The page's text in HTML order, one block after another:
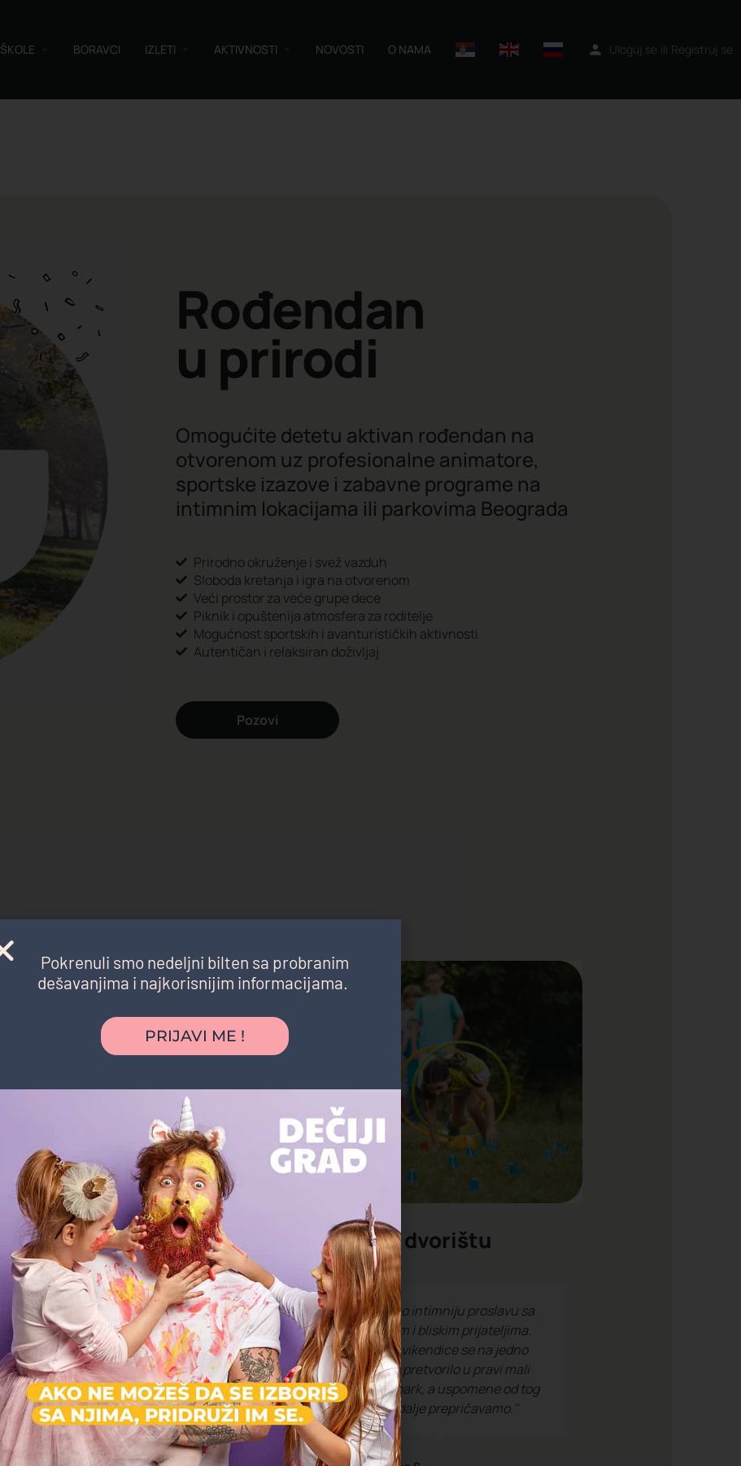
ŠKOLE BORAVCI IZLETI AKTIVNOSTI NOVOSTI O NAMA Uloguj se ili Registruj se
Rođendan
u prirodi
Omogućite detetu aktivan rođendan na
otvorenom uz profesionalne animatore,
sportske izazove i zabavne programe na
intimnim lokacijama ili parkovima Beograda
Prirodno okruženje i svež vazduh
Sloboda kretanja i igra na otvorenom
Veći prostor za veće grupe dece
Piknik i opuštenija atmosfera za roditelje
Mogućnost sportskih i avanturističkih aktivnosti
Autentičan i relaksiran doživljaj
Pozovi
U komšiluku
"Najveća prednost bila je što nismo
morali nigde da mrdnemo. Rođendan
je organizovan u parku blizu naše
zgrade, deca su se igrala satima, a
komšije i prijatelji su mogli lako da
nam se pridruže. Baš jednostavno,
opušteno i bez stresa."
U dvorištu
"Želeli smo intimniju proslavu sa
porodicom i bliskim prijateljima.
Dvorište vikendice se na jedno
popodne pretvorilo u pravi mali
avantura park, a uspomene od tog
dana i dalje prepričavamo."
Pokrenuli smo nedeljni bilten sa probranim
dešavanjima i najkorisnijim informacijama.
PRIJAVI ME !